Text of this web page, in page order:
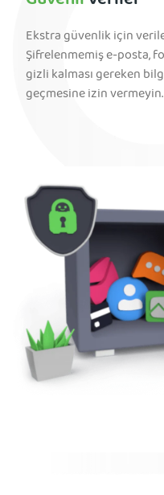
Ekstra güvenlik için
Şifrelenmemiş e-posta,
gizli kalması gereken
geçmesine izin vermeyin.